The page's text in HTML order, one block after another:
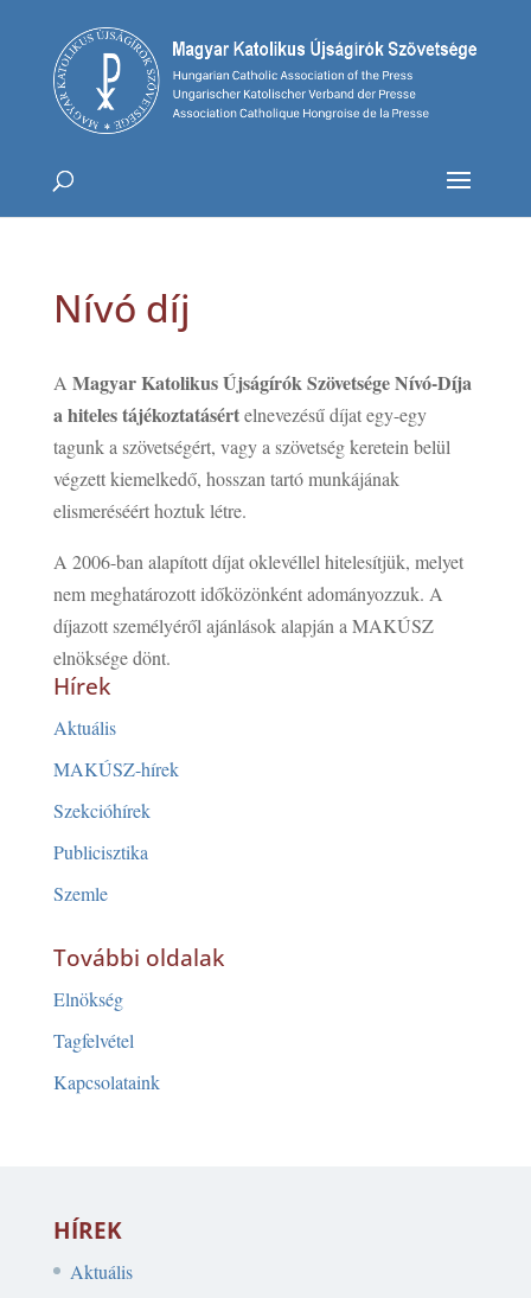
Nívó díj
A Magyar Katolikus Újságírók Szövetsége Nívó-Díja
a hiteles tájékoztatásértelnevezésű díjat egy-egy
tagunk a szövetségért, vagy a szövetség keretein belül
végzett kiemelkedő, hosszan tartó munkájának
elismeréséért hoztuk létre.
A 2006-ban alapított díjat oklevéllel hitelesítjük, melyet
nem meghatározott időközönként adományozzuk. A
díjazott személyéről ajánlások alapján a MAKÚSZ
elnöksége dönt.
Hírek
Aktuális
MAKÚSZ-hírek
Szekcióhírek
Publicisztika
Szemle
További oldalak
Elnökség
Tagfelvétel
Kapcsolataink
HÍREK
Aktuális